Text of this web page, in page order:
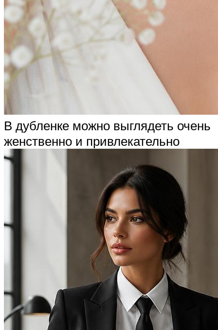
В дубленке можно выглядеть очень
женственно и привлекательно